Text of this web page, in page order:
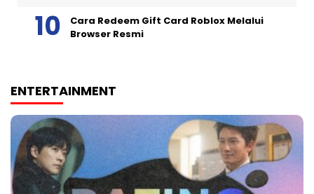
Cara Redeem Gift Card Roblox Melalui
Browser Resmi
ENTERTAINMENT